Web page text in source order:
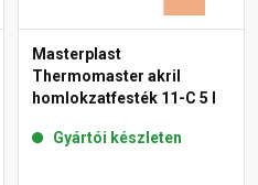
Masterplast
Thermomaster akril
homlokzatfesték 11-C 5 l
Gyártói készleten